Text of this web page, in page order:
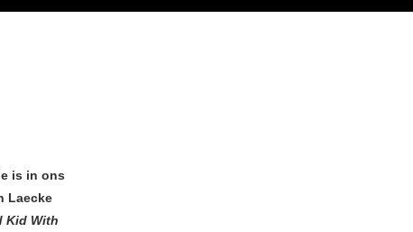
is in ons
Laecke
Kid With